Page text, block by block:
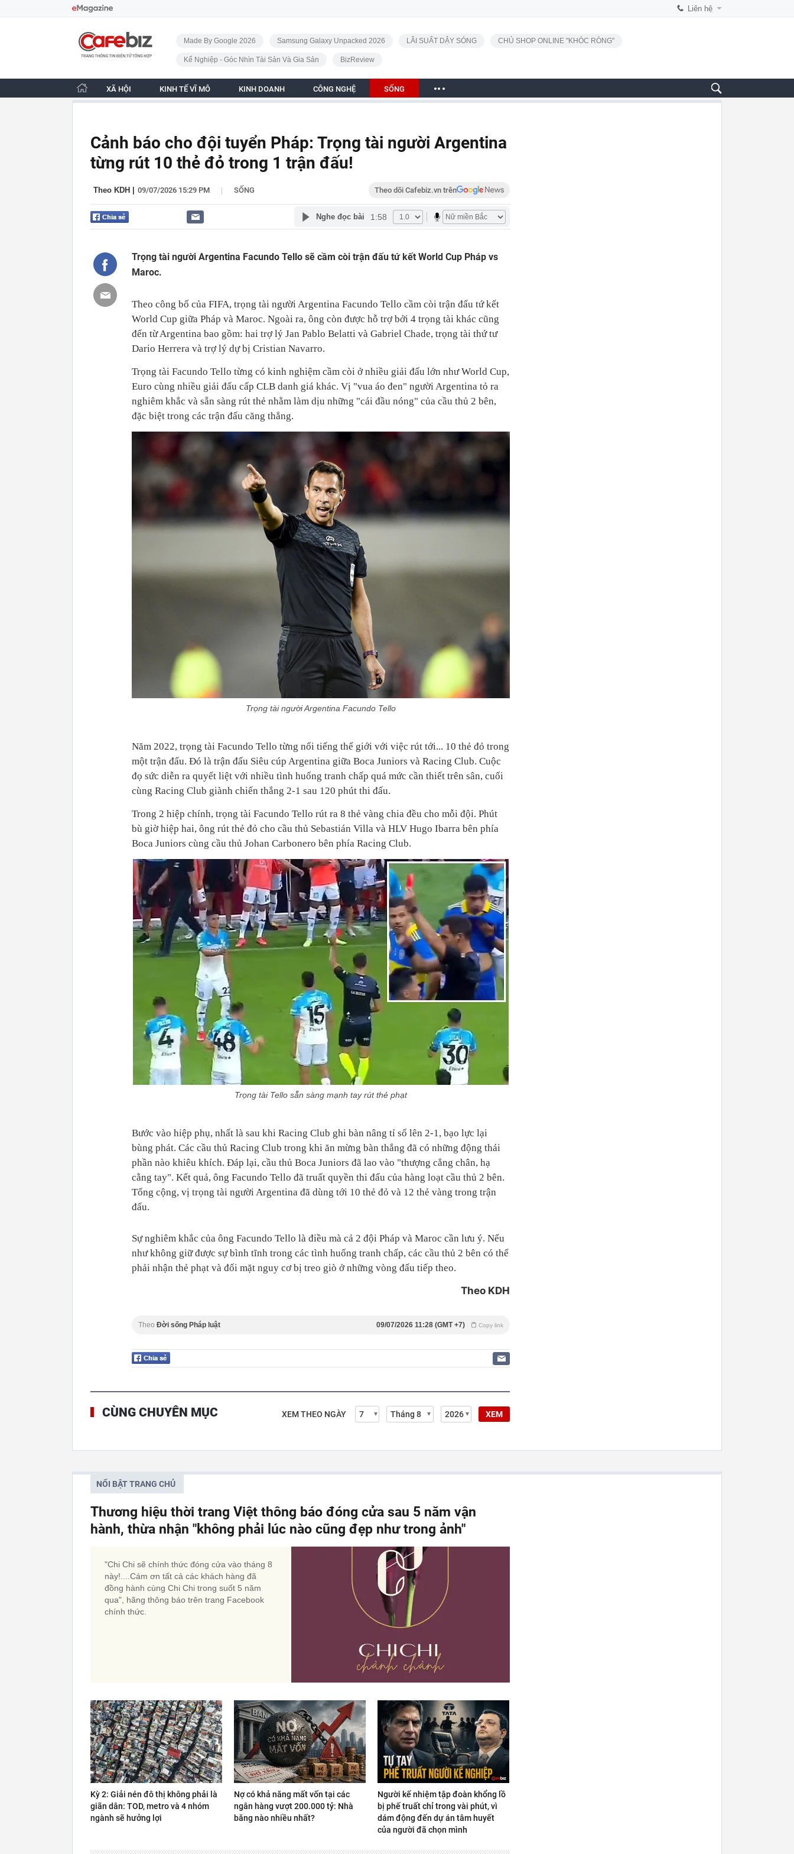
Liên hệ
CafeBiz - Trang chủ
Made By Google 2026 Samsung Galaxy Unpacked 2026 LÃI SUẤT DẬY SÓNG CHỦ SHOP ONLINE "KHÓC RÒNG"
Kế Nghiệp - Góc Nhìn Tài Sản Và Gia Sản BizReview
XÃ HỘI KINH TẾ VĨ MÔ KINH DOANH CÔNG NGHỆ SỐNG
Cảnh báo cho đội tuyển Pháp: Trọng tài người Argentina
từng rút 10 thẻ đỏ trong 1 trận đấu!
Theo KDH 09/07/2026 15:29 PM | SỐNG Theo dõi Cafebiz.vn trên
Nghe đọc bài 1:58
Trọng tài người Argentina Facundo Tello sẽ cầm còi trận đấu tứ kết World Cup Pháp vs
Maroc.
Theo công bố của FIFA, trọng tài người Argentina Facundo Tello cầm còi trận đấu tứ kết
World Cup giữa Pháp và Maroc. Ngoài ra, ông còn được hỗ trợ bởi 4 trọng tài khác cũng
đến từ Argentina bao gồm: hai trợ lý Jan Pablo Belatti và Gabriel Chade, trọng tài thứ tư
Dario Herrera và trợ lý dự bị Cristian Navarro.
Trọng tài Facundo Tello từng có kinh nghiệm cầm còi ở nhiều giải đấu lớn như World Cup,
Euro cùng nhiều giải đấu cấp CLB danh giá khác. Vị "vua áo đen" người Argentina tỏ ra
nghiêm khắc và sẵn sàng rút thẻ nhằm làm dịu những "cái đầu nóng" của cầu thủ 2 bên,
đặc biệt trong các trận đấu căng thẳng.
Trọng tài người Argentina Facundo Tello
Năm 2022, trọng tài Facundo Tello từng nổi tiếng thế giới với việc rút tới... 10 thẻ đỏ trong
một trận đấu. Đó là trận đấu Siêu cúp Argentina giữa Boca Juniors và Racing Club. Cuộc
đọ sức diễn ra quyết liệt với nhiều tình huống tranh chấp quá mức cần thiết trên sân, cuối
cùng Racing Club giành chiến thắng 2-1 sau 120 phút thi đấu.
Trong 2 hiệp chính, trọng tài Facundo Tello rút ra 8 thẻ vàng chia đều cho mỗi đội. Phút
bù giờ hiệp hai, ông rút thẻ đỏ cho cầu thủ Sebastián Villa và HLV Hugo Ibarra bên phía
Boca Juniors cùng cầu thủ Johan Carbonero bên phía Racing Club.
Trọng tài Tello sẵn sàng mạnh tay rút thẻ phạt
Bước vào hiệp phụ, nhất là sau khi Racing Club ghi bàn nâng tỉ số lên 2-1, bạo lực lại
bùng phát. Các cầu thủ Racing Club trong khi ăn mừng bàn thắng đã có những động thái
phần nào khiêu khích. Đáp lại, cầu thủ Boca Juniors đã lao vào "thượng cẳng chân, hạ
cằng tay". Kết quả, ông Facundo Tello đã truất quyền thi đấu của hàng loạt cầu thủ 2 bên.
Tổng cộng, vị trọng tài người Argentina đã dùng tới 10 thẻ đỏ và 12 thẻ vàng trong trận
đấu.
Sự nghiêm khắc của ông Facundo Tello là điều mà cả 2 đội Pháp và Maroc cần lưu ý. Nếu
như không giữ được sự bình tĩnh trong các tình huống tranh chấp, các cầu thủ 2 bên có thể
phải nhận thẻ phạt và đối mặt nguy cơ bị treo giò ở những vòng đấu tiếp theo.
Theo KDH
Theo Đời sống Pháp luật Copy link
09/07/2026 11:28 (GMT +7)
CÙNG CHUYÊN MỤC XEM THEO NGÀY XEM
NỔI BẬT TRANG CHỦ
Thương hiệu thời trang Việt thông báo đóng cửa sau 5 năm vận
hành, thừa nhận "không phải lúc nào cũng đẹp như trong ảnh"
"Chi Chi sẽ chính thức đóng cửa vào tháng 8
này!....Cám ơn tất cả các khách hàng đã
đồng hành cùng Chi Chi trong suốt 5 năm
qua", hãng thông báo trên trang Facebook
chính thức.
Kỳ 2: Giải nén đô thị không phải là
giãn dân: TOD, metro và 4 nhóm
ngành sẽ hưởng lợi
Nợ có khả năng mất vốn tại các
ngân hàng vượt 200.000 tỷ: Nhà
băng nào nhiều nhất?
Người kế nhiệm tập đoàn khổng lồ
bị phế truất chỉ trong vài phút, vì
dám động đến dự án tâm huyết
của người đã chọn mình